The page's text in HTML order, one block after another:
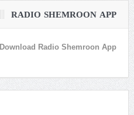
RADIO SHEMROON APP
Download Radio Shemroon App